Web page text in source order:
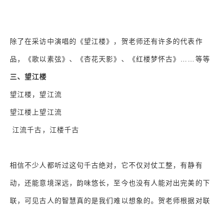
除了在采访中演唱的《望江楼》，贺老师还有许多的代表作
品，《歌以素弦》、《杏花天影》、《红楼梦怀古》……等等
三、望江楼
望江楼，望江流
望江楼上望江流
江流千古，江楼千古
相信不少人都听过这句千古绝对，它不仅对仗工整，有静有
动，还能意境深远，韵味悠长，至今也没有人能对出完美的下
联，可见古人的智慧真的是我们难以想象的。贺老师根据对联